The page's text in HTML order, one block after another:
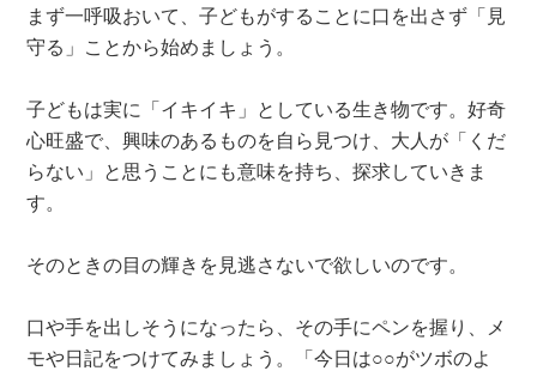
まず一呼吸おいて、子どもがすることに口を出さず「見
守る」ことから始めましょう。
子どもは実に「イキイキ」としている生き物です。好奇
心旺盛で、興味のあるものを自ら見つけ、大人が「くだ
らない」と思うことにも意味を持ち、探求していきま
す。
そのときの目の輝きを見逃さないで欲しいのです。
口や手を出しそうになったら、その手にペンを握り、メ
モや日記をつけてみましょう。「今日は○○がツボのよ